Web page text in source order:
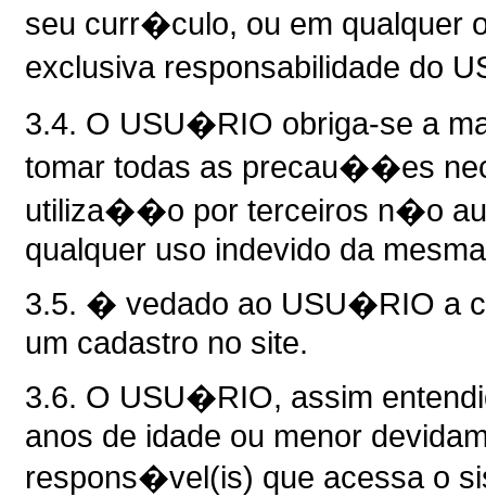
seu curr�culo, ou em
exclusiva responsabilidade do
3.4. O USU�RIO obriga-se a
tomar todas as precau��es
utiliza��o por terceiros n�o
qualquer uso indevido da
3.5. � vedado ao USU�RIO
um cadastro no site.
3.6. O USU�RIO, assim
anos de idade ou menor
respons�vel(is) que acessa o